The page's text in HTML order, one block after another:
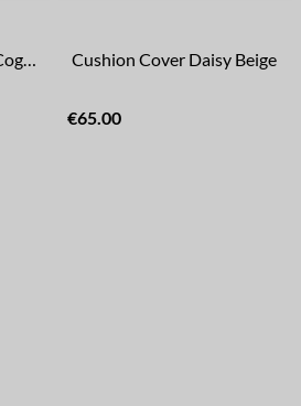
Cushion Cover Daisy Beige
€65.00